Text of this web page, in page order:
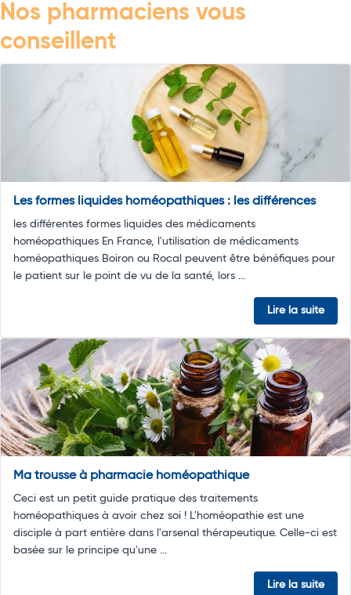
Nos pharmaciens vous
conseillent
Les formes liquides homéopathiques : les différences
les différentes formes liquides des médicaments
homéopathiques En France, l'utilisation de médicaments
homéopathiques Boiron ou Rocal peuvent être bénéfiques pour
le patient sur le point de vu de la santé, lors ...
Lire la suite
Ma trousse à pharmacie homéopathique
Ceci est un petit guide pratique des traitements
homéopathiques à avoir chez soi ! L'homéopathie est une
disciple à part entière dans l'arsenal thérapeutique. Celle-ci est
basée sur le principe qu'une ...
Lire la suite